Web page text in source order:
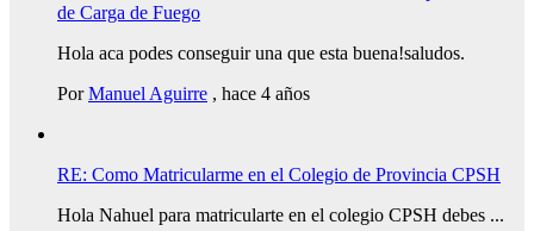
de Carga de Fuego
Hola aca podes conseguir una que esta buena!saludos.
PorManuel Aguirre , hace 4 años
RE: Como Matricularme en el Colegio de Provincia CPSH
Hola Nahuel para matricularte en el colegio CPSH debes ...